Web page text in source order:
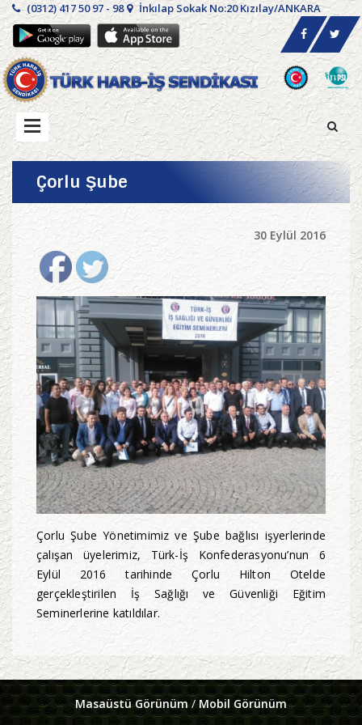
(0312) 417 50 97 - 98 İnkılap Sokak No:20 Kızılay/ANKARA
Çorlu Şube
30 Eylül 2016
Çorlu Şube Yönetimimiz ve Şube bağlısı işyerlerinde
çalışan üyelerimiz, Türk-İş Konfederasyonu’nun 6
Eylül 2016 tarihinde Çorlu Hilton Otelde
gerçekleştirilen İş Sağlığı ve Güvenliği Eğitim
Seminerlerine katıldılar.
Masaüstü Görünüm/ Mobil Görünüm